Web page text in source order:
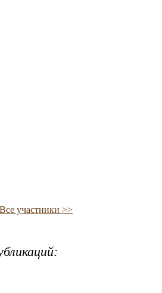
Все участники >>